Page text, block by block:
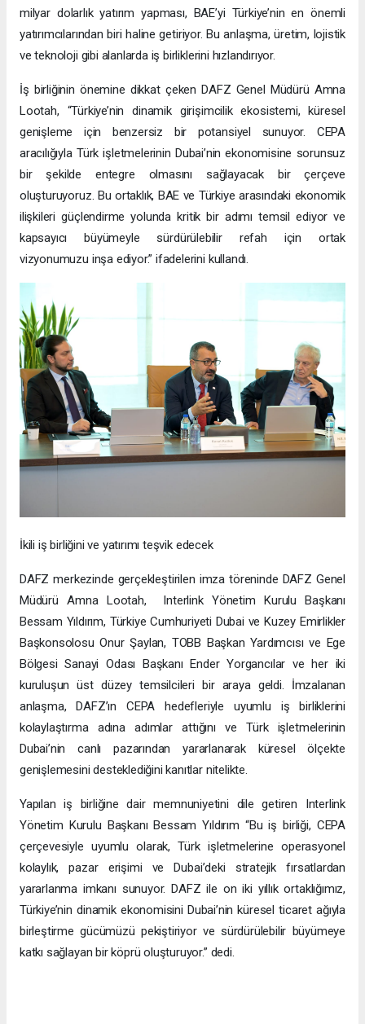
milyar dolarlık yatırım yapması, BAE’yi Türkiye’nin en önemli
yatırımcılarından biri haline getiriyor. Bu anlaşma, üretim, lojistik
ve teknoloji gibi alanlarda iş birliklerini hızlandırıyor.
İş birliğinin önemine dikkat çeken DAFZ Genel Müdürü Amna
Lootah, “Türkiye’nin dinamik girişimcilik ekosistemi, küresel
genişleme için benzersiz bir potansiyel sunuyor. CEPA
aracılığıyla Türk işletmelerinin Dubai’nin ekonomisine sorunsuz
bir şekilde entegre olmasını sağlayacak bir çerçeve
oluşturuyoruz. Bu ortaklık, BAE ve Türkiye arasındaki ekonomik
ilişkileri güçlendirme yolunda kritik bir adımı temsil ediyor ve
kapsayıcı büyümeyle sürdürülebilir refah için ortak
vizyonumuzu inşa ediyor.” ifadelerini kullandı.
İkili iş birliğini ve yatırımı teşvik edecek
DAFZ merkezinde gerçekleştirilen imza töreninde DAFZ Genel
Müdürü Amna Lootah, Interlink Yönetim Kurulu Başkanı
Bessam Yıldırım, Türkiye Cumhuriyeti Dubai ve Kuzey Emirlikler
Başkonsolosu Onur Şaylan, TOBB Başkan Yardımcısı ve Ege
Bölgesi Sanayi Odası Başkanı Ender Yorgancılar ve her iki
kuruluşun üst düzey temsilcileri bir araya geldi. İmzalanan
anlaşma, DAFZ’ın CEPA hedefleriyle uyumlu iş birliklerini
kolaylaştırma adına adımlar attığını ve Türk işletmelerinin
Dubai’nin canlı pazarından yararlanarak küresel ölçekte
genişlemesini desteklediğini kanıtlar nitelikte.
Yapılan iş birliğine dair memnuniyetini dile getiren Interlink
Yönetim Kurulu Başkanı Bessam Yıldırım “Bu iş birliği, CEPA
çerçevesiyle uyumlu olarak, Türk işletmelerine operasyonel
kolaylık, pazar erişimi ve Dubai’deki stratejik fırsatlardan
yararlanma imkanı sunuyor. DAFZ ile on iki yıllık ortaklığımız,
Türkiye’nin dinamik ekonomisini Dubai’nin küresel ticaret ağıyla
birleştirme gücümüzü pekiştiriyor ve sürdürülebilir büyümeye
katkı sağlayan bir köprü oluşturuyor.” dedi.